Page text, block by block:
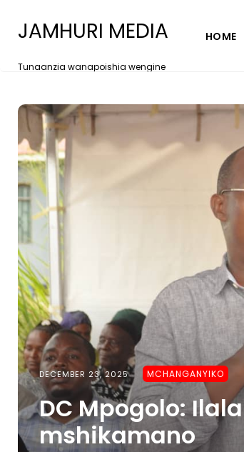
JAMHURI MEDIA
Tunaanzia wanapoishia wengine
HOME
DECEMBER 23, 2025 MCHANGANYIKO
DC Mpogolo:
mshikamano